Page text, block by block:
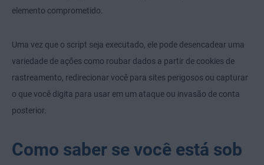
elemento comprometido.
Uma vez que o script seja executado, ele pode desencadear uma
variedade de ações como roubar dados a partir de cookies de
rastreamento, redirecionar você para sites perigosos ou capturar
o que você digita para usar em um ataque ou invasão de conta
posterior.
Como saber se você está sob